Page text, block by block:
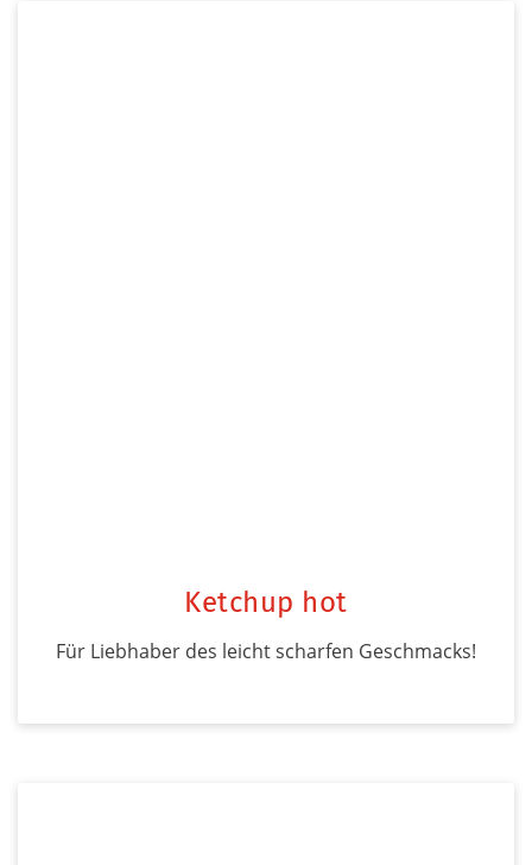
Ketchup hot
Für Liebhaber des leicht scharfen Geschmacks!